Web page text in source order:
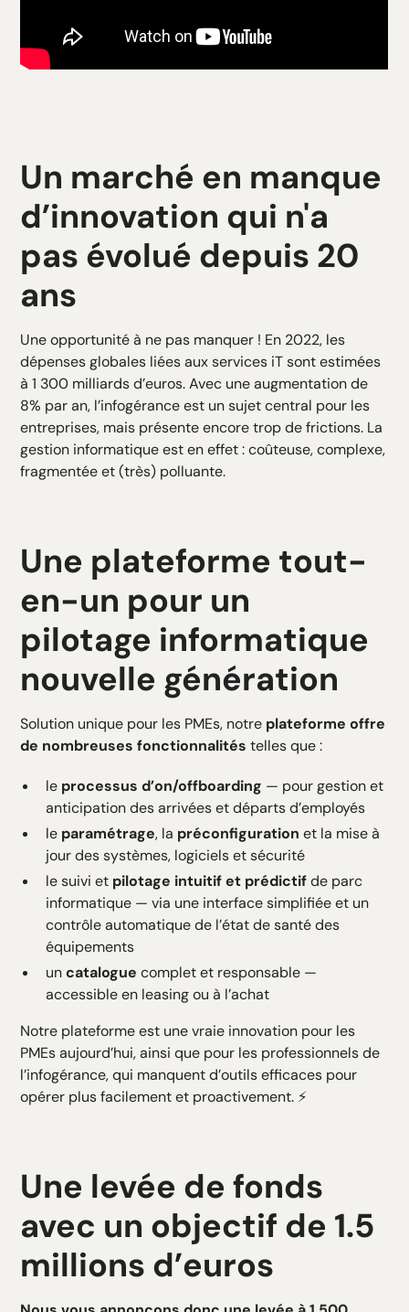
Un marché en manque
d’innovation qui n'a
pas évolué depuis 20
ans
Une opportunité à ne pas manquer ! En 2022, les
dépenses globales liées aux services iT sont estimées
à 1 300 milliards d’euros. Avec une augmentation de
8% par an, l’infogérance est un sujet central pour les
entreprises, mais présente encore trop de frictions. La
gestion informatique est en effet : coûteuse, complexe,
fragmentée et (très) polluante.
Une plateforme tout-
en-un pour un
pilotage informatique
nouvelle génération
Solution unique pour les PMEs, notre plateforme offre
de nombreuses fonctionnalités telles que :
le processus d’on/offboarding — pour gestion et
anticipation des arrivées et départs d’employés
le paramétrage, la préconfiguration et la mise à
jour des systèmes, logiciels et sécurité
le suivi et pilotage intuitif et prédictifde parc
informatique — via une interface simplifiée et un
contrôle automatique de l’état de santé des
équipements
uncatalogue complet et responsable —
accessible en leasing ou à l’achat
Notre plateforme est une vraie innovation pour les
PMEs aujourd’hui, ainsi que pour les professionnels de
l’infogérance, qui manquent d’outils efficaces pour
opérer plus facilement et proactivement. ⚡️
Une levée de fonds
avec un objectif de 1.5
millions d’euros